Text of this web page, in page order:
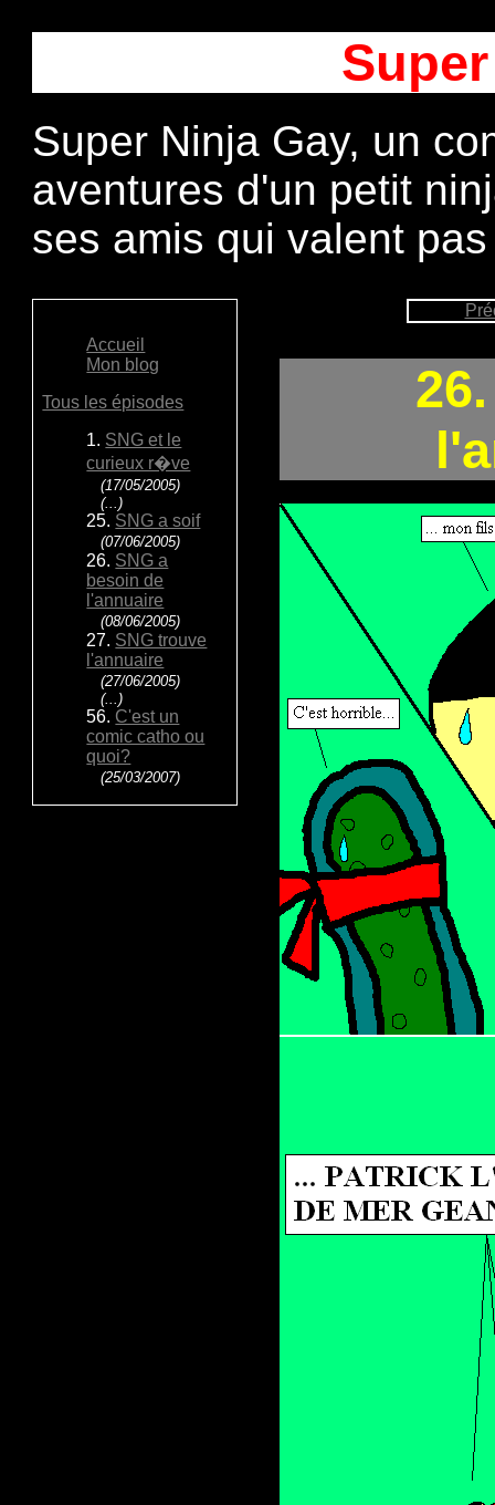
Super Ninja Gay, un
aventures d'un petit
ses amis qui valent
Accueil
Mon blog
Tous les épisodes
1. SNG et le
curieux r�ve
(17/05/2005)
(...)
25. SNG a soif
(07/06/2005)
26. SNG a
besoin de
l'annuaire
(08/06/2005)
27. SNG trouve
l'annuaire
(27/06/2005)
(...)
56. C'est un
comic catho ou
quoi?
(25/03/2007)